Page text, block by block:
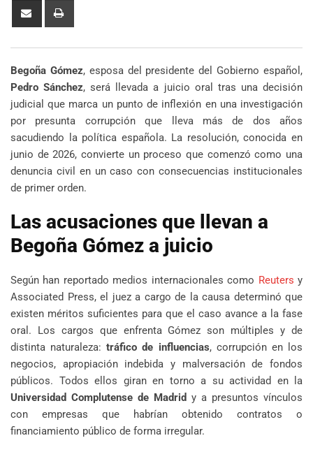
Share
Begoña Gómez, esposa del presidente del Gobierno español,
Pedro Sánchez, será llevada a juicio oral tras una decisión
judicial que marca un punto de inflexión en una investigación
por presunta corrupción que lleva más de dos años
sacudiendo la política española. La resolución, conocida en
junio de 2026, convierte un proceso que comenzó como una
denuncia civil en un caso con consecuencias institucionales
de primer orden.
Las acusaciones que llevan a
Begoña Gómez a juicio
Según han reportado medios internacionales como Reuters y
Associated Press, el juez a cargo de la causa determinó que
existen méritos suficientes para que el caso avance a la fase
oral. Los cargos que enfrenta Gómez son múltiples y de
distinta naturaleza:tráfico de influencias, corrupción en los
negocios, apropiación indebida y malversación de fondos
públicos. Todos ellos giran en torno a su actividad en la
Universidad Complutense de Madrid y a presuntos vínculos
con empresas que habrían obtenido contratos o
financiamiento público de forma irregular.